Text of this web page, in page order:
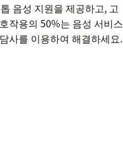
음성 지원을 제공하고, 고
작용의 50%는 음성 서비스
사를 이용하여 해결하세요.